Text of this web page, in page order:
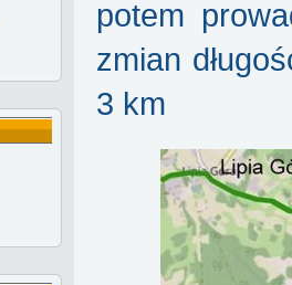
potem
zmian
3 km